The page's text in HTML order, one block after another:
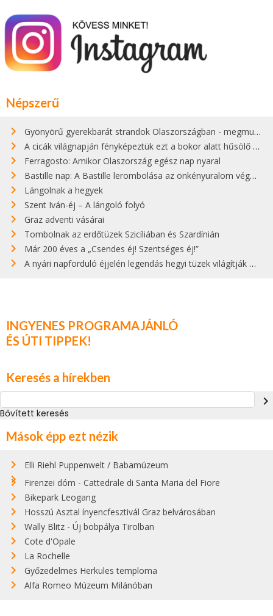
Népszerű
Gyönyörű gyerekbarát strandok Olaszországban - megmutatjuk a 15 legjobbat
A cicák világnapján fényképeztük ezt a bokor alatt hűsölő cicát Kisorosziban
Ferragosto: Amikor Olaszország egész nap nyaral
Bastille nap: A Bastille lerombolása az önkényuralom végét jelentette
Lángolnak a hegyek
Szent Iván-éj – A lángoló folyó
Graz adventi vásárai
Tombolnak az erdőtüzek Szicíliában és Szardínián
Már 200 éves a „Csendes éj! Szentséges éj!”
A nyári napforduló éjjelén legendás hegyi tüzek világítják meg Zugspitzét
INGYENES PROGRAMAJÁNLÓ
ÉS ÚTI TIPPEK!
Keresés a hírekben
navigate_next
Bővített keresés
Mások épp ezt nézik
Elli Riehl Puppenwelt / Babamúzeum
Firenzei dóm - Cattedrale di Santa Maria del Fiore
Bikepark Leogang
Hosszú Asztal ínyencfesztivál Graz belvárosában
Wally Blitz - Új bobpálya Tirolban
Cote d'Opale
La Rochelle
Győzedelmes Herkules temploma
Alfa Romeo Múzeum Milánóban